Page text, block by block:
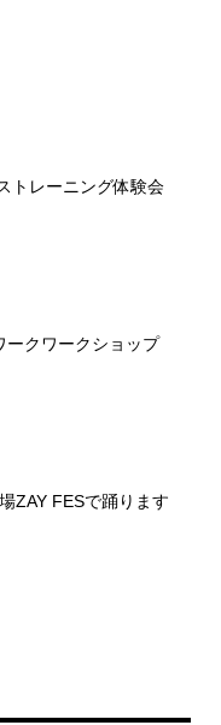
トレーニング体験会
ークワークショップ
ZAY FESで踊ります